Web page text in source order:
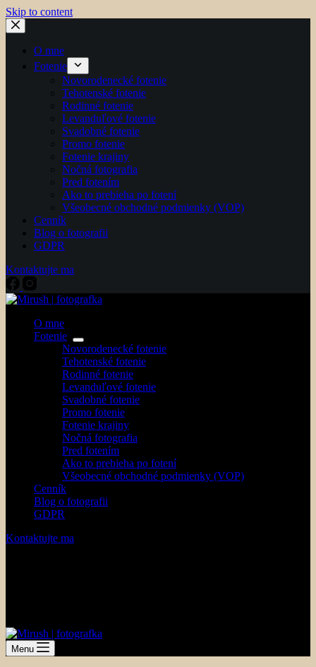
Skip to content
O mne
Fotenie
Novorodenecké fotenie
Tehotenské fotenie
Rodinné fotenie
Levanduľové fotenie
Svadobné fotenie
Promo fotenie
Fotenie krajiny
Nočná fotografia
Pred fotením
Ako to prebieha po fotení
Všeobecné obchodné podmienky (VOP)
Cenník
Blog o fotografii
GDPR
Kontaktujte ma
O mne
Fotenie
Novorodenecké fotenie
Tehotenské fotenie
Rodinné fotenie
Levanduľové fotenie
Svadobné fotenie
Promo fotenie
Fotenie krajiny
Nočná fotografia
Pred fotením
Ako to prebieha po fotení
Všeobecné obchodné podmienky (VOP)
Cenník
Blog o fotografii
GDPR
Kontaktujte ma
Menu